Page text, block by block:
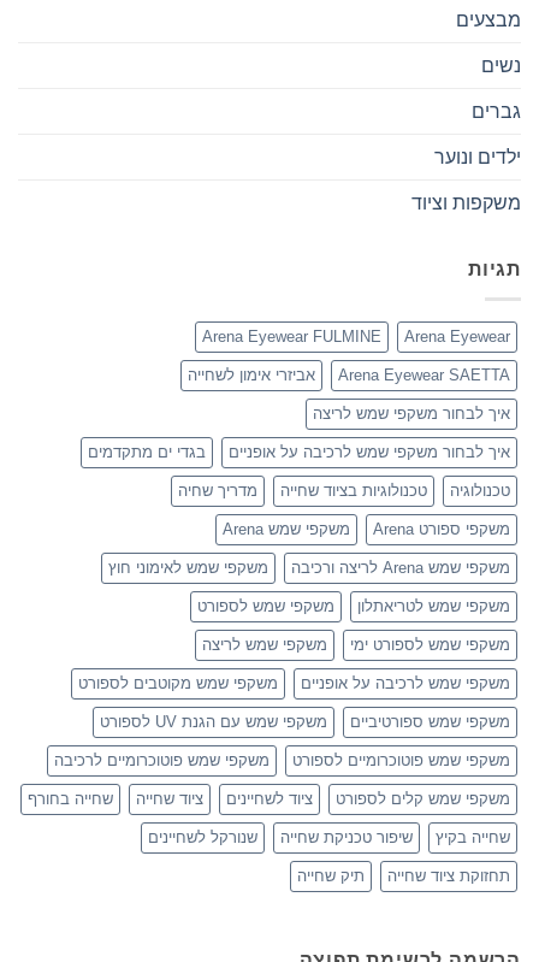
מבצעים
נשים
גברים
ילדים ונוער
משקפות וציוד
תגיות
Arena Eyewear
Arena Eyewear FULMINE
Arena Eyewear SAETTA אביזרי אימון לשחייה
איך לבחור משקפי שמש לריצה
איך לבחור משקפי שמש לרכיבה על אופניים בגדי ים מתקדמים
טכנולוגיה טכנולוגיות בציוד שחייה מדריך שחיה
משקפי ספורט Arena משקפי שמש Arena
משקפי שמש Arena לריצה ורכיבה משקפי שמש לאימוני חוץ
משקפי שמש לטריאתלון משקפי שמש לספורט
משקפי שמש לספורט ימי משקפי שמש לריצה
משקפי שמש לרכיבה על אופניים משקפי שמש מקוטבים לספורט
משקפי שמש ספורטיביים משקפי שמש עם הגנת UV לספורט
משקפי שמש פוטוכרומיים לספורט משקפי שמש פוטוכרומיים לרכיבה
משקפי שמש קלים לספורט ציוד לשחיינים ציוד שחייה שחייה בחורף
שחייה בקיץ שיפור טכניקת שחייה שנורקל לשחיינים
תחזוקת ציוד שחייה תיק שחייה